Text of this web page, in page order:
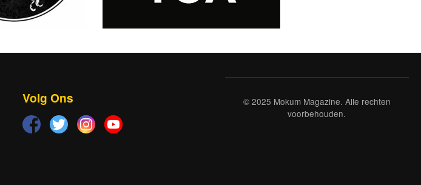
Volg Ons
© 2025 Mokum Magazine. Alle rechten
voorbehouden.